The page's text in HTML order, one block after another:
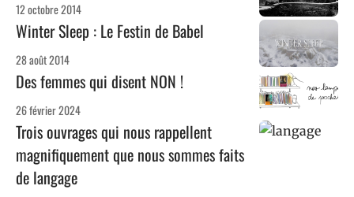
12 octobre 2014
Winter Sleep : Le Festin de Babel
28 août 2014
Des femmes qui disent NON !
26 février 2024
Trois ouvrages qui nous rappellent
magnifiquement que nous sommes faits
de langage